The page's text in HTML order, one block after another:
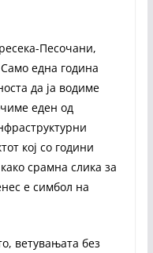
Песочани,
една година
да ја водиме
еден од
кој со години
срамна слика за
е симбол на
ветувањата без